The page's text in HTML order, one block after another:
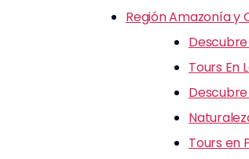
Región Amazonía y
Tours En
Tours en